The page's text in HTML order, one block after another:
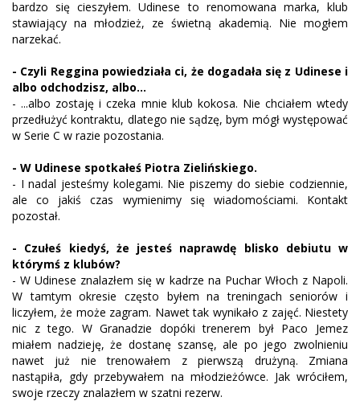
bardzo się cieszyłem. Udinese to renomowana marka, klub
stawiający na młodzież, ze świetną akademią. Nie mogłem
narzekać.
- Czyli Reggina powiedziała ci, że dogadała się z Udinese i
albo odchodzisz, albo...
- ...albo zostaję i czeka mnie klub kokosa. Nie chciałem wtedy
przedłużyć kontraktu, dlatego nie sądzę, bym mógł występować
w Serie C w razie pozostania.
- W Udinese spotkałeś Piotra Zielińskiego.
- I nadal jesteśmy kolegami. Nie piszemy do siebie codziennie,
ale co jakiś czas wymienimy się wiadomościami. Kontakt
pozostał.
- Czułeś kiedyś, że jesteś naprawdę blisko debiutu w
którymś z klubów?
- W Udinese znalazłem się w kadrze na Puchar Włoch z Napoli.
W tamtym okresie często byłem na treningach seniorów i
liczyłem, że może zagram. Nawet tak wynikało z zajęć. Niestety
nic z tego. W Granadzie dopóki trenerem był Paco Jemez
miałem nadzieję, że dostanę szansę, ale po jego zwolnieniu
nawet już nie trenowałem z pierwszą drużyną. Zmiana
nastąpiła, gdy przebywałem na młodzieżówce. Jak wróciłem,
swoje rzeczy znalazłem w szatni rezerw.